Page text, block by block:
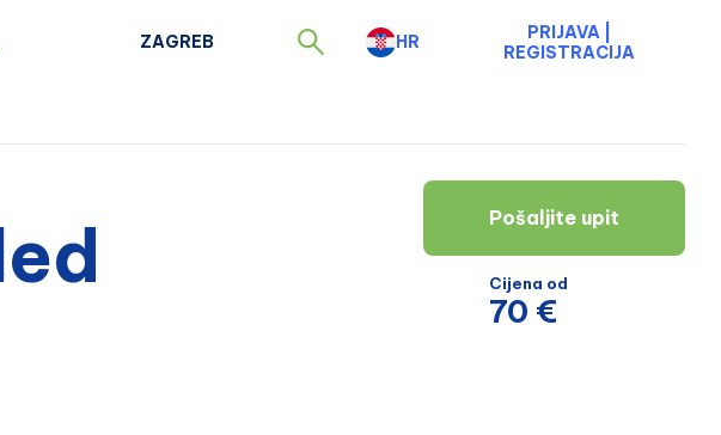
ZAGREB HR PRIJAVA
REGISTRACIJA
Pošaljite upit
Cijena od
70 €